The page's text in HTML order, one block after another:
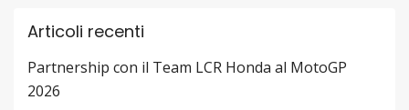
Articoli recenti
Partnership con il Team LCR Honda al MotoGP
2026